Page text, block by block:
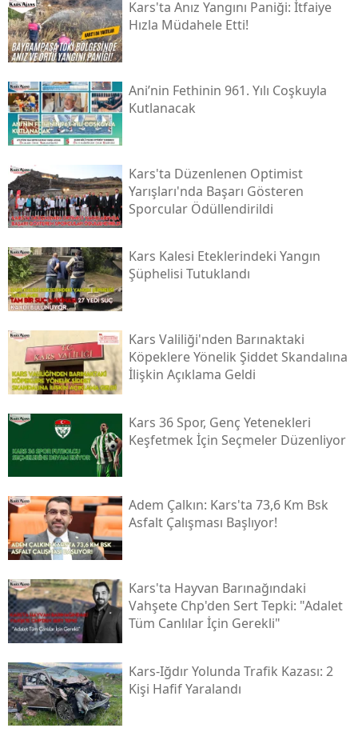
Sinop
Tokat
Tunceli
Van
Zonguldak
Karaman
Batman
Şırnak
Kars'ta Anız Yangını Paniği: İtfaiye
Hızla Müdahele Etti!
Ani’nin Fethinin 961. Yılı Coşkuyla
Kutlanacak
Kars'ta Düzenlenen Optimist
Yarışları'nda Başarı Gösteren
Sporcular Ödüllendirildi
Kars Kalesi Eteklerindeki Yangın
Şüphelisi Tutuklandı
Kars Valiliği'nden Barınaktaki
Köpeklere Yönelik Şiddet Skandalına
İlişkin Açıklama Geldi
Kars 36 Spor, Genç Yetenekleri
Keşfetmek İçin Seçmeler Düzenliyor
Adem Çalkın: Kars'ta 73,6 Km Bsk
Asfalt Çalışması Başlıyor!
Kars'ta Hayvan Barınağındaki
Vahşete Chp'den Sert Tepki: "adalet
Tüm Canlılar İçin Gerekli"
Kars-Iğdır Yolunda Trafik Kazası: 2
Kişi Hafif Yaralandı